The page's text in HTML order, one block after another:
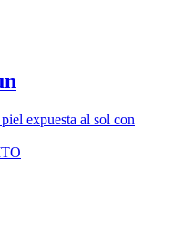
expuesta al sol con